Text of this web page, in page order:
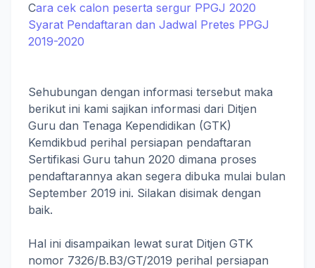
Cara cek calon peserta sergur PPGJ 2020
Syarat Pendaftaran dan Jadwal Pretes PPGJ
2019-2020
Sehubungan dengan informasi tersebut maka
berikut ini kami sajikan informasi dari Ditjen
Guru dan Tenaga Kependidikan (GTK)
Kemdikbud perihal persiapan pendaftaran
Sertifikasi Guru tahun 2020 dimana proses
pendaftarannya akan segera dibuka mulai bulan
September 2019 ini. Silakan disimak dengan
baik.
Hal ini disampaikan lewat surat Ditjen GTK
nomor 7326/B.B3/GT/2019 perihal persiapan